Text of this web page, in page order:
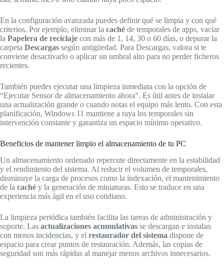
En la configuración avanzada puedes definir qué se limpia y con qué
criterios. Por ejemplo, eliminar la caché de temporales de apps, vaciar
la Papelera de reciclaje con más de 1, 14, 30 o 60 días, o depurar la
carpeta Descargas según antigüedad. Para Descargas, valora si te
conviene desactivarlo o aplicar un umbral alto para no perder ficheros
recientes.
También puedes ejecutar una limpieza inmediata con la opción de
“Ejecutar Sensor de almacenamiento ahora”. Es útil antes de instalar
una actualización grande o cuando notas el equipo más lento. Con esta
planificación, Windows 11 mantiene a raya los temporales sin
intervención constante y garantiza un espacio mínimo operativo.
Beneficios de mantener limpio el almacenamiento de tu PC
Un almacenamiento ordenado repercute directamente en la estabilidad
y el rendimiento del sistema. Al reducir el volumen de temporales,
disminuye la carga de procesos como la indexación, el mantenimiento
de la caché y la generación de miniaturas. Esto se traduce en una
experiencia más ágil en el uso cotidiano.
La limpieza periódica también facilita las tareas de administración y
soporte. Las actualizaciones acumulativas se descargan e instalan
con menos incidencias, y el restaurador del sistema dispone de
espacio para crear puntos de restauración. Además, las copias de
seguridad son más rápidas al manejar menos archivos innecesarios.